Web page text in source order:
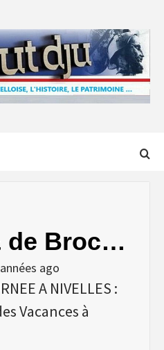
de Broc…
ago
A NIVELLES :
Vacances à